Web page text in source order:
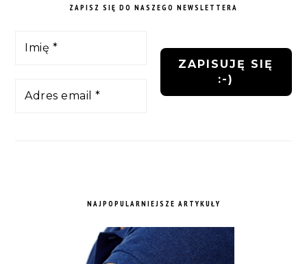
ZAPISZ SIĘ DO NASZEGO NEWSLETTERA
NAJPOPULARNIEJSZE ARTYKUŁY